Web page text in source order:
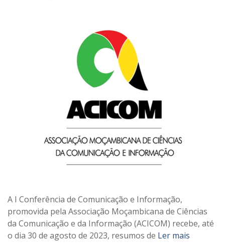
A I Conferência de Comunicação e Informação,
promovida pela Associação Moçambicana de Ciências
da Comunicação e da Informação (ACICOM) recebe, até
o dia 30 de agosto de 2023, resumos de Ler mais